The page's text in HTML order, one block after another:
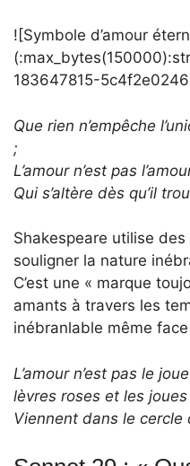
![Symbole d’amour
183647815-
Que rien n’empêche
;
L’amour n’est pas
Qui s’altère dès qu’il
Shakespeare utilise
souligner la nature
C’est une « marque
amants à travers les
inébranlable même
L’amour n’est pas le
lèvres roses et les joues
Viennent dans le cercle